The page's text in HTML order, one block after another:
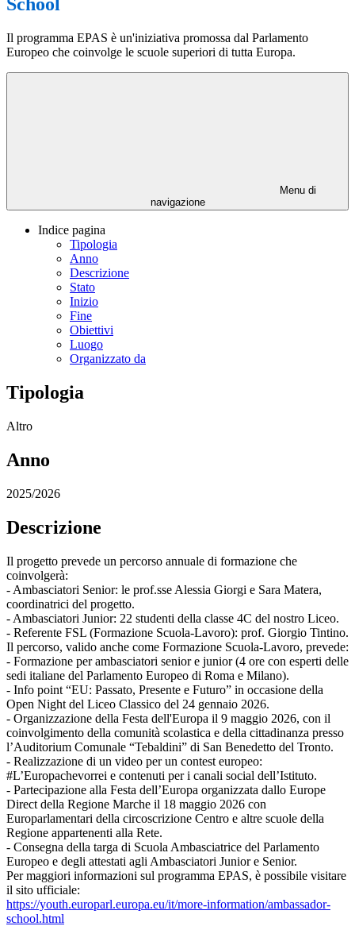
School
Il programma EPAS è un'iniziativa promossa dal Parlamento
Europeo che coinvolge le scuole superiori di tutta Europa.
Menu di
navigazione
Indice pagina
Tipologia
Anno
Descrizione
Stato
Inizio
Fine
Obiettivi
Luogo
Organizzato da
Tipologia
Altro
Anno
2025/2026
Descrizione
Il progetto prevede un percorso annuale di formazione che
coinvolgerà:
- Ambasciatori Senior: le prof.sse Alessia Giorgi e Sara Matera,
coordinatrici del progetto.
- Ambasciatori Junior: 22 studenti della classe 4C del nostro Liceo.
- Referente FSL (Formazione Scuola-Lavoro): prof. Giorgio Tintino.
Il percorso, valido anche come Formazione Scuola-Lavoro, prevede:
- Formazione per ambasciatori senior e junior (4 ore con esperti delle
sedi italiane del Parlamento Europeo di Roma e Milano).
- Info point “EU: Passato, Presente e Futuro” in occasione della
Open Night del Liceo Classico del 24 gennaio 2026.
- Organizzazione della Festa dell'Europa il 9 maggio 2026, con il
coinvolgimento della comunità scolastica e della cittadinanza presso
l’Auditorium Comunale “Tebaldini” di San Benedetto del Tronto.
- Realizzazione di un video per un contest europeo:
#L’Europachevorrei e contenuti per i canali social dell’Istituto.
- Partecipazione alla Festa dell’Europa organizzata dallo Europe
Direct della Regione Marche il 18 maggio 2026 con
Europarlamentari della circoscrizione Centro e altre scuole della
Regione appartenenti alla Rete.
- Consegna della targa di Scuola Ambasciatrice del Parlamento
Europeo e degli attestati agli Ambasciatori Junior e Senior.
Per maggiori informazioni sul programma EPAS, è possibile visitare
il sito ufficiale:
https://youth.europarl.europa.eu/it/more-information/ambassador-
school.html